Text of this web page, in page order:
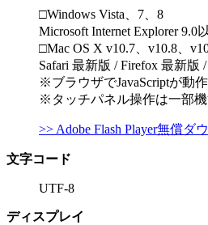
□Windows Vista、7、8
Microsoft Internet Explorer 9.0
□Mac OS X v10.7、v10.8、
Safari 最新版 / Firefox 最新版
※ブラウザでJavaScriptが動
※タッチパネル操作は一部機
>> Adobe Flash Player無償ダ
文字コード
UTF-8
ディスプレイ